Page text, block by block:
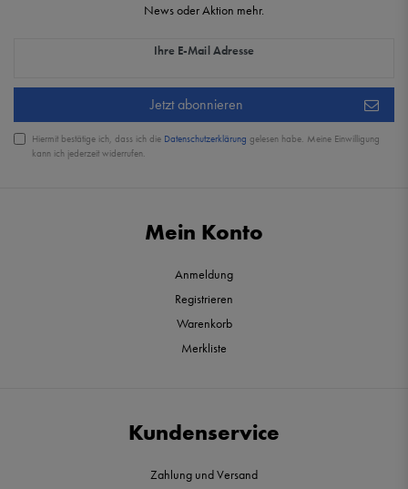
Mein Konto
Anmeldung
Registrieren
Warenkorb
Merkliste
Kundenservice
Zahlung und Versand
News oder Aktion mehr.
Ihre E-Mail Adresse
Newsletter Honig
Jetzt abonnieren
Hiermit bestätige ich, dass ich die Daten­schutz­erklärung gelesen habe. Meine Einwilligung
kann ich jederzeit widerrufen.